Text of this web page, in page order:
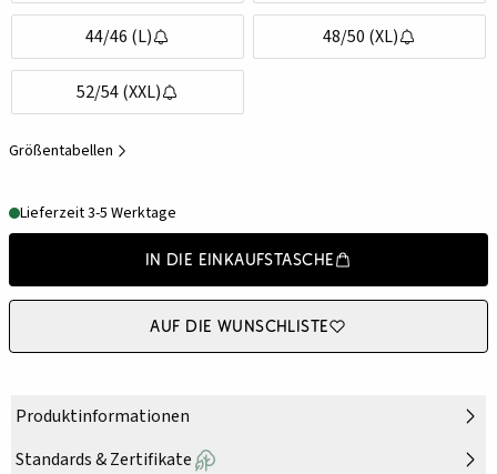
44/46 (L) 48/50 (XL)
52/54 (XXL)
Größentabellen
Lieferzeit 3-5 Werktage
In die Einkaufstasche
Auf die Wunschliste
Produktinformationen
Standards & Zertifikate